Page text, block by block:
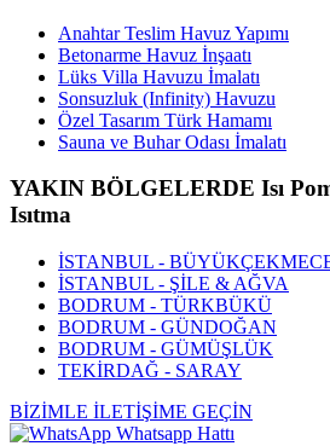
Anahtar Teslim Havuz Yapımı
Betonarme Havuz İnşaatı
Lüks Villa Havuzu İmalatı
Sonsuzluk (Infinity) Havuzu
Özel Tasarım Türk Hamamı
Sauna ve Buhar Odası İmalatı
YAKIN BÖLGELERDE Isı
Isıtma
İSTANBUL -
İSTANBUL - ŞİLE & AĞVA
BODRUM - TÜRKBÜKÜ
BODRUM - GÜNDOĞAN
BODRUM - GÜMÜŞLÜK
TEKİRDAĞ - SARAY
BİZİMLE İLETİŞİME GEÇİN
Whatsapp Hattı